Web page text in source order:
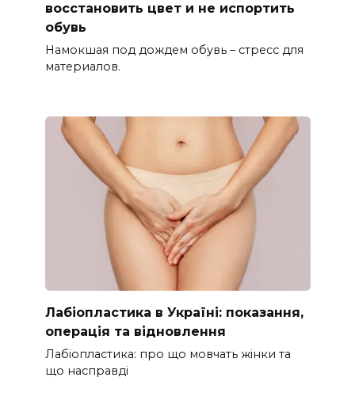
восстановить цвет и не испортить
обувь
Намокшая под дождем обувь – стресс для
материалов.
Лабіопластика в Україні: показання,
операція та відновлення
Лабіопластика: про що мовчать жінки та
що насправді